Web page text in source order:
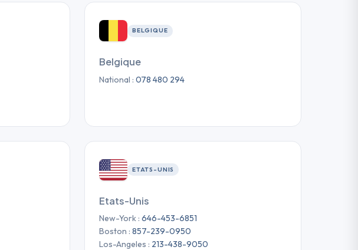
BELGIQUE
Belgique
National : 078 480 294
★★ ★ ★ ★
★★★★
★★★★★
★★★★
★★★★★
★★★★ ETATS-UNIS
Etats-Unis
New-York : 646-453-6851
Boston : 857-239-0950
Los-Angeles : 213-438-9050